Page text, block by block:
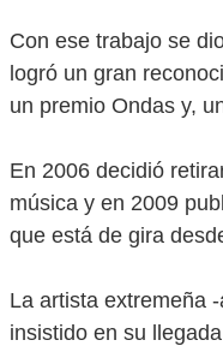
Con ese trabajo se
logró un gran
un premio Ondas y,
En 2006 decidió
música y en 2009
que está de gira
La artista extremeña
insistido en su